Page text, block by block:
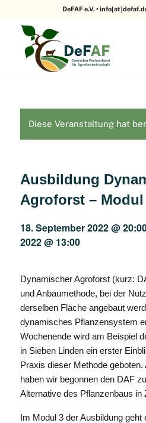
DeFAF e.V. •
Diese Veranstaltung hat
Ausbildung
Agroforst – Modul
18. September 2022 @
2022 @ 13:00
Dynamischer Agroforst (kurz:
und Anbaumethode, bei der
derselben Fläche angebaut
dynamisches Pflanzensystem
Wochenende wird am Beispiel
in Sieben Linden ein erster
Praxis dieser Methode
haben wir begonnen den DAF
Alternative des Pflanzenbaus in
Im Modul 3 der Ausbildung